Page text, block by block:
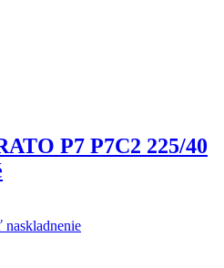
P7 P7C2 225/40
naskladnenie